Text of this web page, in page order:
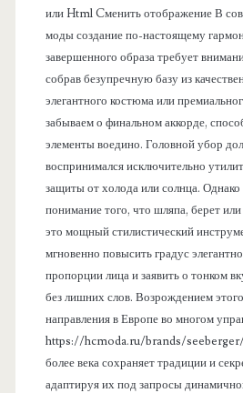
или Html Cменить отображение В
моды создание по-настоящему
завершенного образа требует
собрав безупречную базу из
элегантного костюма или
забываем о финальном аккорде,
элементы воедино. Головной убор
воспринимался исключительно
защиты от холода или солнца. Однако
понимание того, что шляпа, берет
это мощный стилистический
мгновенно повысить градус
пропорции лица и заявить о тонком
без лишних слов. Возрождением
направления в Европе во многом
https://hcmoda.ru/brands/seeberger/
более века сохраняет традиции и
адаптируя их под запросы